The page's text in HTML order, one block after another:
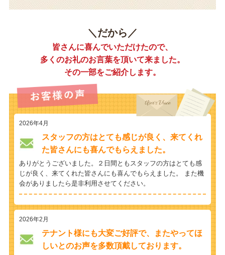
＼だから／
皆さんに喜んでいただけたので、
多くのお礼のお言葉を頂いて来ました。
その一部をご紹介します。
2026年4月
スタッフの方はとても感じが良く、来てくれ
た皆さんにも喜んでもらえました。
ありがとうございました。２日間ともスタッフの方はとても感
じが良く、来てくれた皆さんにも喜んでもらえました。 また機
会がありましたら是非利用させてください。
2026年2月
テナント様にも大変ご好評で、またやってほ
しいとのお声を多数頂戴しております。